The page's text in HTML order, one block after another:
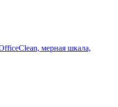
мерная шкала,